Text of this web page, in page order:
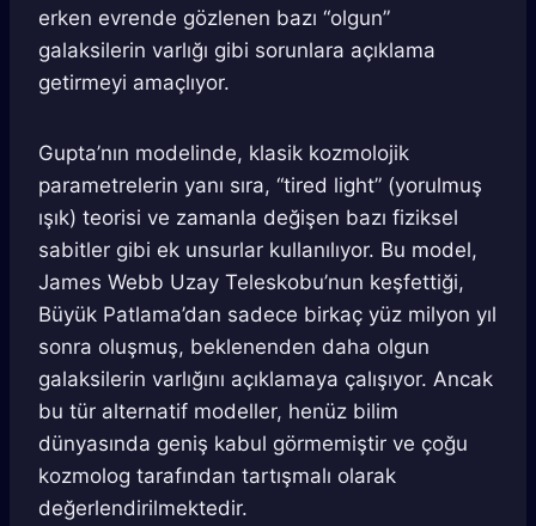
erken evrende gözlenen bazı “olgun”
galaksilerin varlığı gibi sorunlara açıklama
getirmeyi amaçlıyor.
Gupta’nın modelinde, klasik kozmolojik
parametrelerin yanı sıra, “tired light” (yorulmuş
ışık) teorisi ve zamanla değişen bazı fiziksel
sabitler gibi ek unsurlar kullanılıyor. Bu model,
James Webb Uzay Teleskobu’nun keşfettiği,
Büyük Patlama’dan sadece birkaç yüz milyon yıl
sonra oluşmuş, beklenenden daha olgun
galaksilerin varlığını açıklamaya çalışıyor. Ancak
bu tür alternatif modeller, henüz bilim
dünyasında geniş kabul görmemiştir ve çoğu
kozmolog tarafından tartışmalı olarak
değerlendirilmektedir.